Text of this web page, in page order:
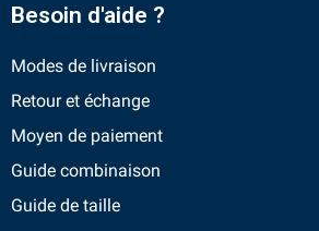
Besoin d'aide ?
Modes de livraison
Retour et échange
Moyen de paiement
Guide combinaison
Guide de taille